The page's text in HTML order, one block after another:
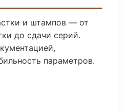
и штампов — от
до сдачи серий.
параметров.